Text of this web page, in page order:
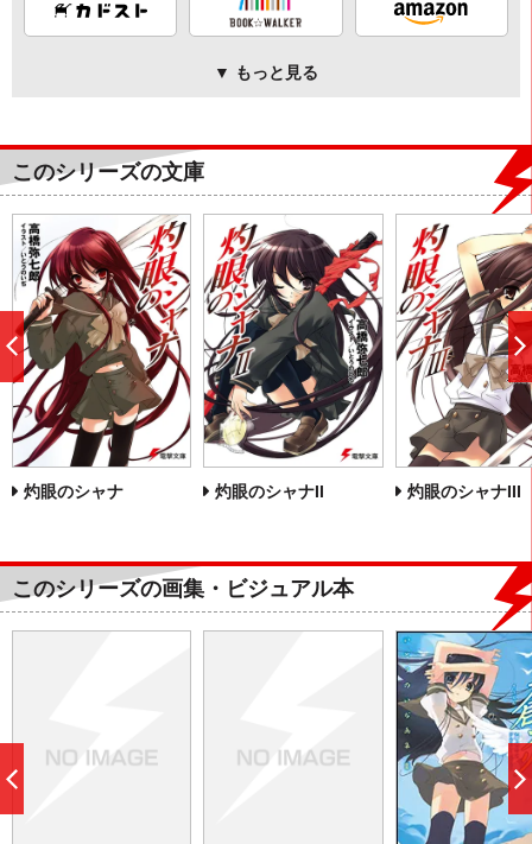
▼ もっと見る
このシリーズの文庫
灼眼のシャナ 灼眼のシャナII 灼眼のシャナIII
前
へ
このシリーズの画集・ビジュアル本